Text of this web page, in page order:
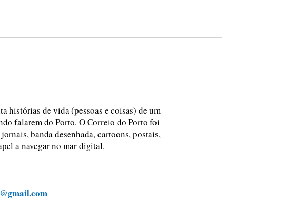
histórias de vida (pessoas e coisas) de um
falarem do Porto. O Correio do Porto foi
banda desenhada, cartoons, postais,
a navegar no mar digital.